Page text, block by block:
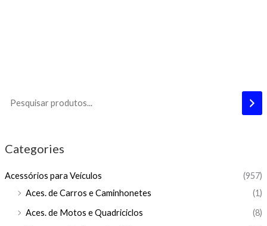
Categories
Acessórios para Veículos
(957)
Aces. de Carros e Caminhonetes
(1)
Aces. de Motos e Quadriciclos
(8)